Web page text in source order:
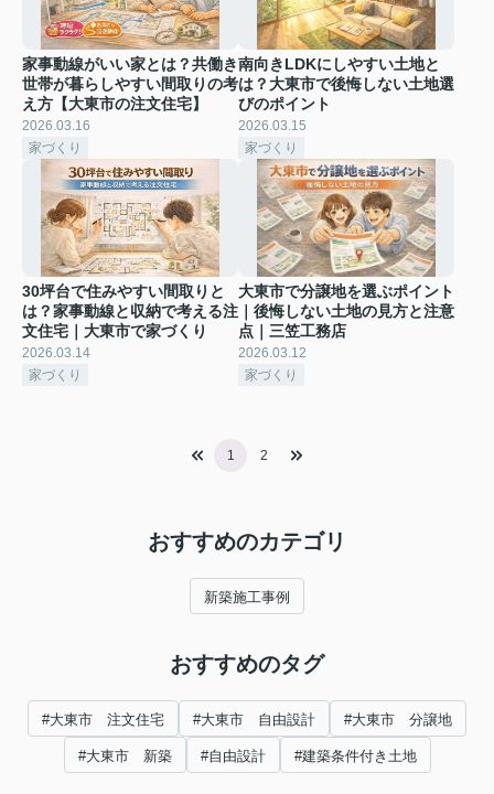
家事動線がいい家とは？共働き
世帯が暮らしやすい間取りの考
え方【大東市の注文住宅】
2026.03.16
家づくり
南向きLDKにしやすい土地と
は？大東市で後悔しない土地選
びのポイント
2026.03.15
家づくり
30坪台で住みやすい間取りと
は？家事動線と収納で考える注
文住宅｜大東市で家づくり
2026.03.14
家づくり
大東市で分譲地を選ぶポイント
｜後悔しない土地の見方と注意
点｜三笠工務店
2026.03.12
家づくり
1 2
おすすめのカテゴリ
新築施工事例
おすすめのタグ
#大東市 注文住宅 #大東市 自由設計 #大東市 分譲地
#大東市 新築 #自由設計 #建築条件付き土地